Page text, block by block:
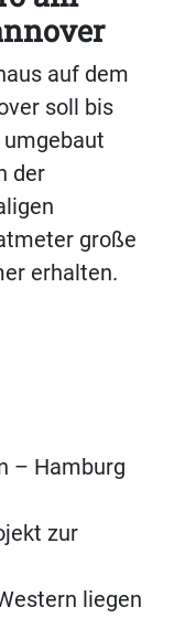
auf dem
soll bis
der
große
erhalten.
– Hamburg
zur
liegen